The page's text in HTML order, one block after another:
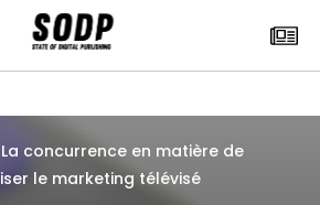
La concurrence en matière de
le marketing télévisé